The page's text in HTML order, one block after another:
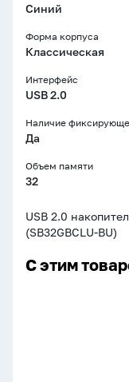
Синий
Форма корпуса
Классическая
Интерфейс
USB 2.0
Наличие
Да
Объем памяти
32
USB 2.0
(SB32GBCLU-BU)
С этим